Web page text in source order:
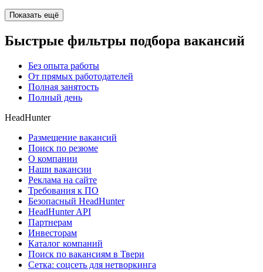
Показать ещё
Быстрые фильтры подбора вакансий
Без опыта работы
От прямых работодателей
Полная занятость
Полный день
HeadHunter
Размещение вакансий
Поиск по резюме
О компании
Наши вакансии
Реклама на сайте
Требования к ПО
Безопасный HeadHunter
HeadHunter API
Партнерам
Инвесторам
Каталог компаний
Поиск по вакансиям в Твери
Сетка: соцсеть для нетворкинга